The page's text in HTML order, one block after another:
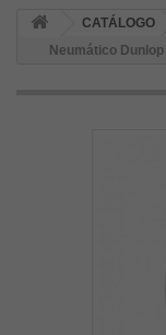
CATÁLOGO
Neumático